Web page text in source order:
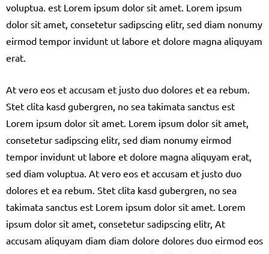
voluptua. est Lorem ipsum dolor sit amet. Lorem ipsum
dolor sit amet, consetetur sadipscing elitr, sed diam nonumy
eirmod tempor invidunt ut labore et dolore magna aliquyam
erat.
At vero eos et accusam et justo duo dolores et ea rebum.
Stet clita kasd gubergren, no sea takimata sanctus est
Lorem ipsum dolor sit amet. Lorem ipsum dolor sit amet,
consetetur sadipscing elitr, sed diam nonumy eirmod
tempor invidunt ut labore et dolore magna aliquyam erat,
sed diam voluptua. At vero eos et accusam et justo duo
dolores et ea rebum. Stet clita kasd gubergren, no sea
takimata sanctus est Lorem ipsum dolor sit amet. Lorem
ipsum dolor sit amet, consetetur sadipscing elitr, At
accusam aliquyam diam diam dolore dolores duo eirmod eos